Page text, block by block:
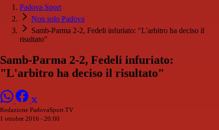
Padova Sport
Non solo Padova
Samb-Parma 2-2, Fedeli infuriato: "L'arbitro ha deciso il
risultato"
Samb-Parma 2-2, Fedeli infuriato:
"L'arbitro ha deciso il risultato"
Redazione PadovaSport.TV
1 ottobre 2016 - 20:00